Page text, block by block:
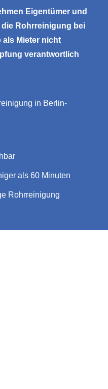
Eigentümer und
Rohrreinigung bei
als Mieter nicht
verantwortlich
in Berlin-
als 60 Minuten
Rohrreinigung